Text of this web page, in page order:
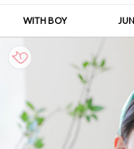
WITH BOY